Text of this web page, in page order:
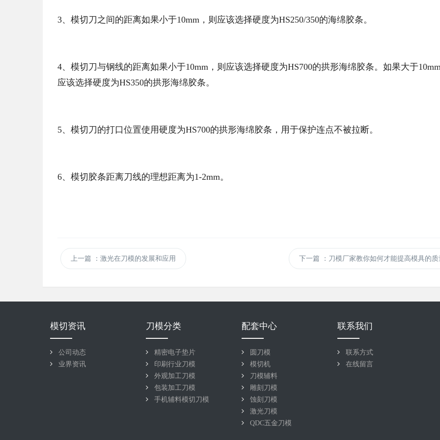
3、模切刀之间的距离如果小于10mm，则应该选择硬度为HS250/350的海绵胶条。
4、模切刀与钢线的距离如果小于10mm，则应该选择硬度为HS700的拱形海绵胶条。如果大于
应该选择硬度为HS350的拱形海绵胶条。
5、模切刀的打口位置使用硬度为HS700的拱形海绵胶条，用于保护连点不被拉断。
6、模切胶条距离刀线的理想距离为1-2mm。
上一篇 ：激光在刀模的发展和应用 下一篇 ：刀模厂家教你如何才能提高模具的质
模切资讯
公司动态
业界资讯
刀模分类
精密电子垫片
印刷行业刀模
外观加工刀模
包装加工刀模
手机辅料模切刀模
配套中心
圆刀模
模切机
刀模辅料
雕刻刀模
蚀刻刀模
激光刀模
QDC五金刀模
联系我们
联系方式
在线留言